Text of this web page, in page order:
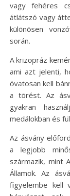
vagy fehéres
átlátszó vagy
különösen
során.
A krizopráz
ami azt jelenti,
óvatosan kell
a törést. Az
gyakran
medálokban és
Az ásvány
a legjobb
származik, mint
Államok. Az
figyelembe kell